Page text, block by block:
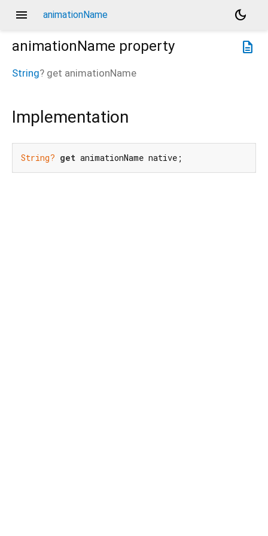
menu animationName
dark_mode
description
animationName property
String? get animationName
Implementation
String? get animationName native;